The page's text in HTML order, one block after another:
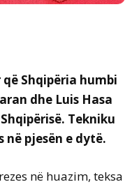
Shqipëria humbi
dhe Luis Hasa
Tekniku
pjesën e dytë.
në huazim, teksa